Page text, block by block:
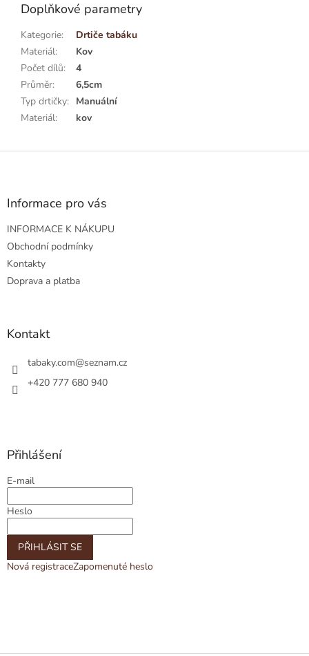
Doplňkové parametry
Kategorie:
Drtiče tabáku
Materiál:
Kov
Počet dílů:
4
Průměr:
6,5cm
Typ drtičky: Manuální
Materiál: kov
Z
Informace pro vás
INFORMACE K NÁKUPU
Obchodní podmínky
Kontakty
Doprava a platba
Kontakt
tabaky.com@seznam.cz
+420 777 680 940
Přihlášení
E-mail
Heslo
PŘIHLÁSIT SE
Nová registraceZapomenuté heslo